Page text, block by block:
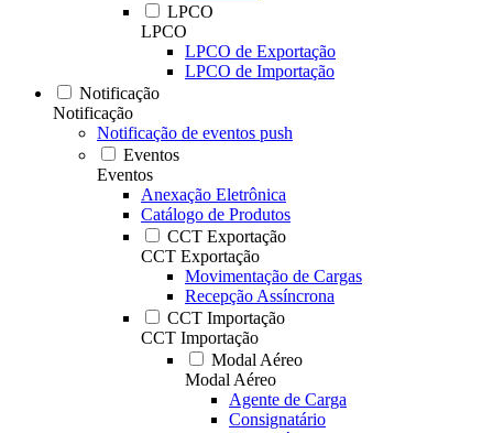
LPCO
LPCO
LPCO de Exportação
LPCO de Importação
Notificação
Notificação
Notificação de eventos push
Eventos
Eventos
Anexação Eletrônica
Catálogo de Produtos
CCT Exportação
CCT Exportação
Movimentação de Cargas
Recepção Assíncrona
CCT Importação
CCT Importação
Modal Aéreo
Modal Aéreo
Agente de Carga
Consignatário